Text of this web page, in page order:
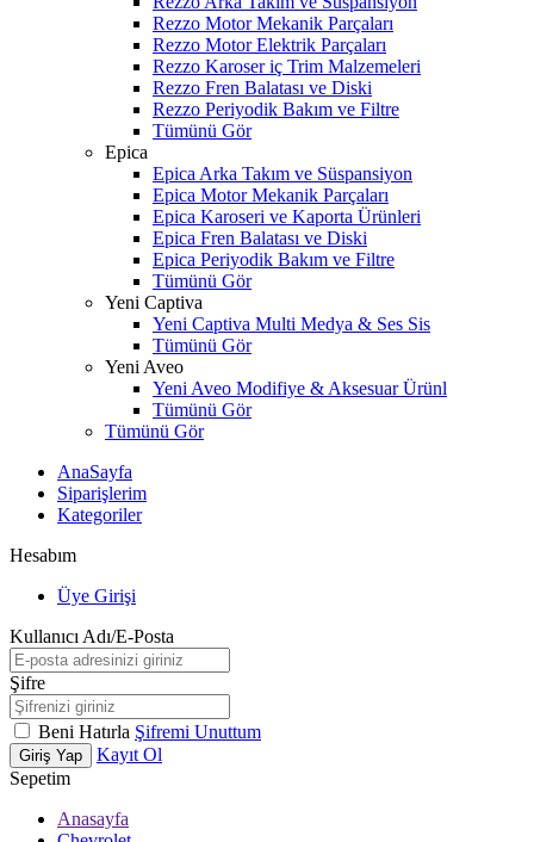
Rezzo Motor Mekanik Parçaları
Rezzo Motor Elektrik Parçaları
Rezzo Karoser iç Trim Malzemeleri
Rezzo Fren Balatası ve Diski
Rezzo Periyodik Bakım ve Filtre
Tümünü Gör
Epica
Epica Arka Takım ve Süspansiyon
Epica Motor Mekanik Parçaları
Epica Karoseri ve Kaporta Ürünleri
Epica Fren Balatası ve Diski
Epica Periyodik Bakım ve Filtre
Tümünü Gör
Yeni Captiva
Yeni Captiva Multi Medya & Ses Sis
Tümünü Gör
Yeni Aveo
Yeni Aveo Modifiye & Aksesuar Ürünl
Tümünü Gör
Tümünü Gör
AnaSayfa
Siparişlerim
Kategoriler
Hesabım
Üye Girişi
Kullanıcı Adı/E-Posta
Şifre
Beni Hatırla Şifremi Unuttum
Giriş Yap
Kayıt Ol
Sepetim
Anasayfa